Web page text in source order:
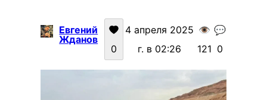
Евгений
Жданов
0
4 апреля 2025
г. в 02:26
👁️
121
💬
0